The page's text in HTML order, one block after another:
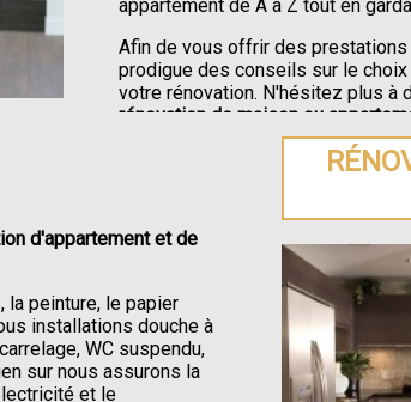
appartement de A à Z tout en
Afin de vous offrir des prestations
prodigue des conseils sur le
votre rénovation. N'hésitez plus à
rénovation de maison ou
d'appartement et de
la peinture, le papier
installations douche à
WC suspendu,
sur nous assurons la
et le